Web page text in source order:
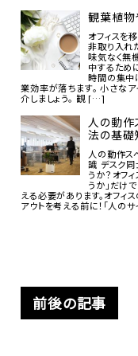
観葉植物
オフィスを
非取り入れ
味気なく無
中するため
時間の集中
業効率が落ちます。 小さな
介しましょう。 観 […]
人の動作
法の基礎
人の動作ス
識 デスク同
うか？オフ
うか」だけ
える必要があります。オフィ
アウトを考える前に！「人の
前後の記事